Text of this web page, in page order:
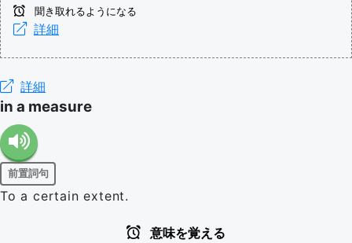
聞き取れるようになる
詳細
詳細
in a measure
前置詞句
To a certain extent.
意味を覚える